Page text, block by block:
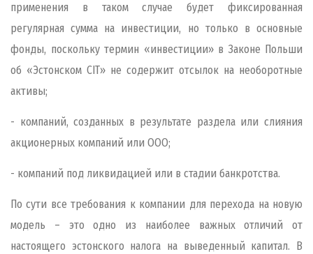
применения в таком случае будет фиксированная
регулярная сумма на инвестиции, но только в основные
фонды, поскольку термин «инвестиции» в Законе Польши
об «Эстонском CIT» не содержит отсылок на необоротные
активы;
- компаний, созданных в результате раздела или слияния
акционерных компаний или ООО;
- компаний под ликвидацией или в стадии банкротства.
По сути все требования к компании для перехода на новую
модель – это одно из наиболее важных отличий от
настоящего эстонского налога на выведенный капитал. В